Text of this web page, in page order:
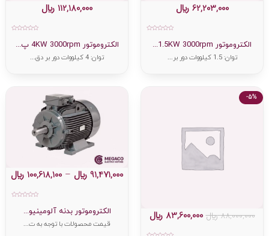
الکتروموتور 1.5KW 3000rpm...
62,203,000 ﷼
توان: 1.5 کیلووات دور بر...
الکتروموتور 4KW 3000rpm پ...
112,180,000 ﷼
توان: 4 کیلووات دور بر دق...
-5%
88,000,000﷼ 83,600,000 ﷼ الکتروموتور بدنه آلومینیو...
91,471,000 ﷼ –
100,618,100 ﷼
قیمت محصولات با توجه به ت...